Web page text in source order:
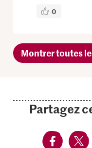
0
Montrer toutes
Partagez